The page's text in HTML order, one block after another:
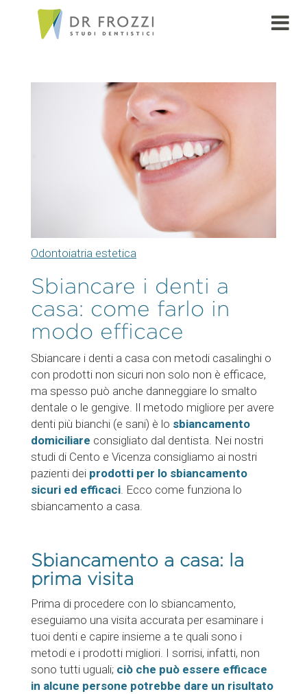
Odontoiatria estetica
Sbiancare i denti a
casa: come farlo in
modo efficace
Sbiancare i denti a casa con metodi casalinghi o
con prodotti non sicuri non solo non è efficace,
ma spesso può anche danneggiare lo smalto
dentale o le gengive. Il metodo migliore per avere
denti più bianchi (e sani) è lo sbiancamento
domiciliare consigliato dal dentista. Nei nostri
studi di Cento e Vicenza consigliamo ai nostri
pazienti dei prodotti per lo sbiancamento
sicuri ed efficaci. Ecco come funziona lo
sbiancamento a casa.
Sbiancamento a casa: la
prima visita
Prima di procedere con lo sbiancamento,
eseguiamo una visita accurata per esaminare i
tuoi denti e capire insieme a te quali sono i
metodi e i prodotti migliori. I sorrisi, infatti, non
sono tutti uguali; ciò che può essere efficace
in alcune persone potrebbe dare un risultato